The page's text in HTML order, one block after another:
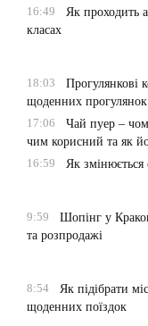
16:49
Як проходить
класах
18:03
Прогулянкові
щоденних прогулянок
17:06
Чай пуер –
чим корисний та як
16:59
Як змінюється
9:59
Шопінг у
та розпродажі
8:54
Як підібрати
щоденних поїздок